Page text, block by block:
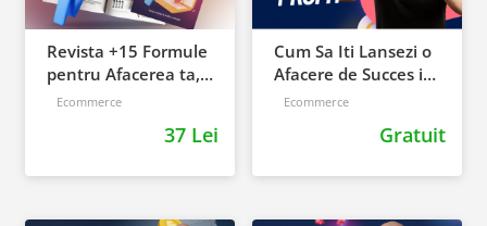
Revista +15 Formule
pentru Afacerea ta,
de la continut, la
Ecommerce
37 Lei
Cum Sa Iti Lansezi o
Afacere de Succes in
Romania si Sa Faci
Ecommerce
Gratuit